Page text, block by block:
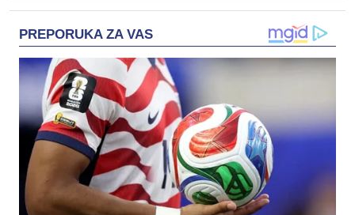
PREPORUKA ZA VAS